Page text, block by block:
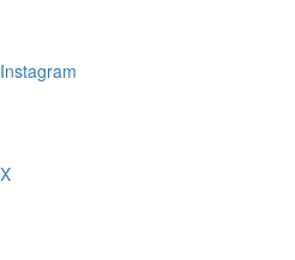
Instagram
X